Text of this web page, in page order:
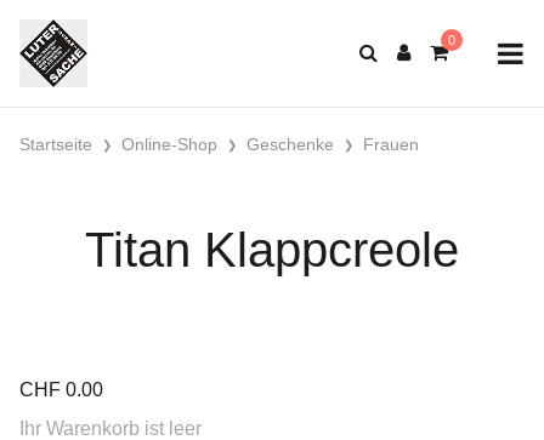
Startseite Online-Shop Geschenke Frauen
Titan Klappcreole
CHF 0.00
Ihr Warenkorb ist leer